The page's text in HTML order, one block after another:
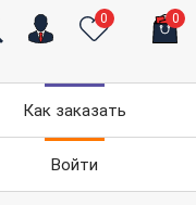
0 0
Как заказать
Войти